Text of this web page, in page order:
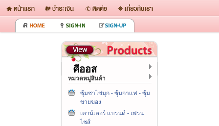
คีออส
หมวดหมู่สินค้า
ซุ้มชาไข่มุก - ซุ้มกาแฟ - ซุ้ม
ขายของ
เคาน์เตอร์ แบรนด์ - เฟรน
ไชส์